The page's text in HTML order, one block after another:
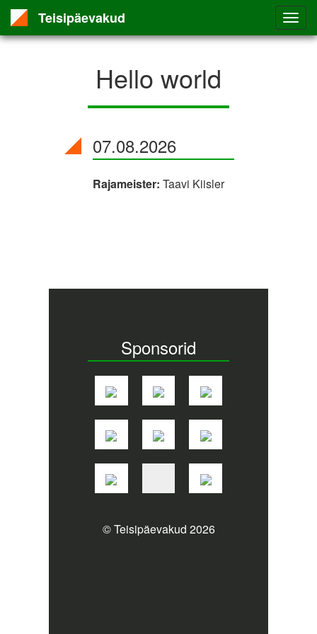
Teisipäevakud
Hello world
07.08.2026
Rajameister: Taavi Kiisler
Sponsorid
© Teisipäevakud 2026